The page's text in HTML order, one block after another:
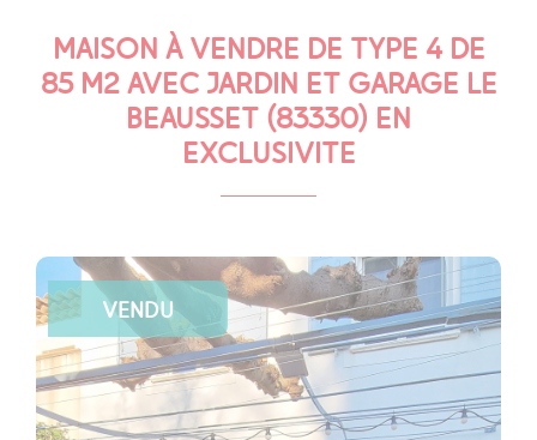
MAISON À VENDRE DE TYPE 4 DE
85 M2 AVEC JARDIN ET GARAGE LE
BEAUSSET (83330) EN
EXCLUSIVITE
VENDU